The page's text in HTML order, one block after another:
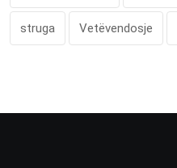
struga Vetëvendosje